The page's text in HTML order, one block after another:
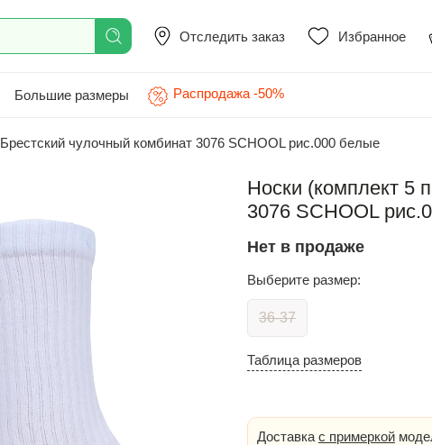
Отследить заказ Избранное
Большие размеры Распродажа -50%
Брестский чулочный комбинат 3076 SCHOOL рис.000 белые
Носки (комплект 5
3076 SCHOOL
Нет в продаже
Выберите размер:
36-37
Таблица размеров
Доставка с примеркой